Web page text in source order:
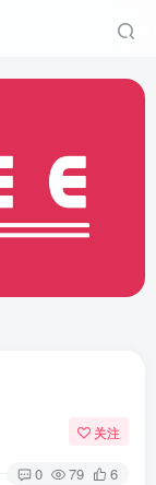
关注
0 79 6